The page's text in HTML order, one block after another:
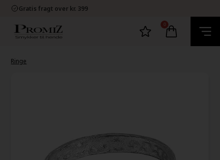
Gratis fragt over kr. 399
60 dage bytte og retur
E-mærket Dansk Webshop
60 dage bytte og retur
0
Ringe